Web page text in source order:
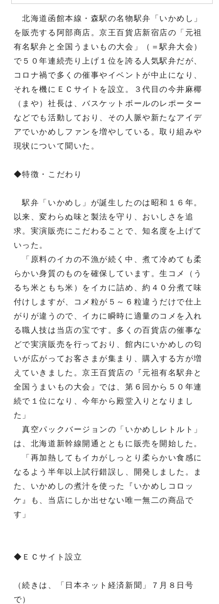
北海道函館本線・森駅の名物駅弁「いかめし」
を販売する阿部商店。京王百貨店新宿店の「元祖
有名駅弁と全国うまいもの大会」（＝駅弁大会）
で５０年連続売り上げ１位を誇る人気駅弁だが、
コロナ禍で多くの催事やイベントが中止になり、
それを機にＥＣサイトを設立。３代目の今井麻椰
（まや）社長は、バスケットボールのレポーター
などでも活動しており、その人脈や新たなアイデ
アでいかめしファンを増やしている。取り組みや
現状について聞いた。
◆特徴・こだわり
駅弁「いかめし」が誕生したのは昭和１６年。
以来、変わらぬ味と製法を守り、おいしさを追
求。実演販売にこだわることで、知名度を上げて
いった。
「原料のイカの不漁が続く中、煮て冷めても柔
らかい身質のものを確保しています。生コメ（う
るち米ともち米）をイカに詰め、約４０分煮て味
付けしますが、コメ粒が５～６粒違うだけで仕上
がりが違うので、イカに瞬時に適量のコメを入れ
る職人技は当店の宝です。多くの百貨店の催事な
どで実演販売を行っており、館内にいかめしの匂
いが広がってお客さまが集まり、購入する方が増
えていきました。京王百貨店の『元祖有名駅弁と
全国うまいもの大会』では、第６回から５０年連
続で１位になり、今年から殿堂入りとなりまし
た」
真空パックバージョンの「いかめしレトルト」
は、北海道新幹線開通とともに販売を開始した。
「再加熱してもイカがしっとり柔らかい食感に
なるよう半年以上試行錯誤し、開発しました。ま
た、いかめしの煮汁を使った『いかめしコロッ
ケ』も、当店にしか出せない唯一無二の商品で
す」
◆ＥＣサイト設立
（続きは、「日本ネット経済新聞」７月８日号
で）